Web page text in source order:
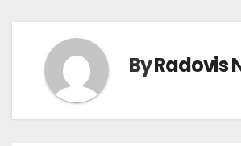
ByRadovis